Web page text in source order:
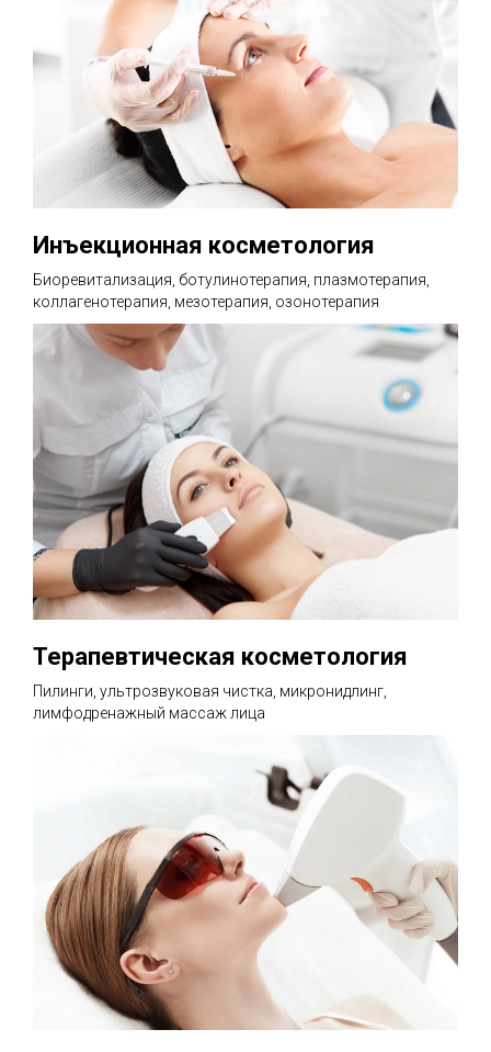
Инъекционная косметология
Биоревитализация, ботулинотерапия, плазмотерапия,
коллагенотерапия, мезотерапия, озонотерапия
Терапевтическая косметология
Пилинги, ультрозвуковая чистка, микронидлинг,
лимфодренажный массаж лица